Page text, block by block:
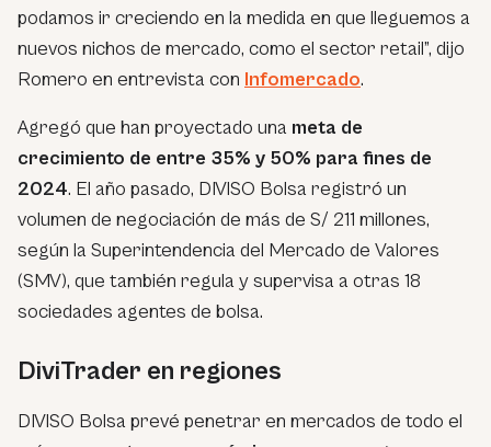
podamos ir creciendo en la medida en que lleguemos a
nuevos nichos de mercado, como el sector retail”, dijo
Romero en entrevista con Infomercado.
Agregó que han proyectado una meta de
crecimiento de entre 35% y 50% para fines de
2024. El año pasado, DIVISO Bolsa registró un
volumen de negociación de más de S/ 211 millones,
según la Superintendencia del Mercado de Valores
(SMV), que también regula y supervisa a otras 18
sociedades agentes de bolsa.
DiviTrader en regiones
DIVISO Bolsa prevé penetrar en mercados de todo el